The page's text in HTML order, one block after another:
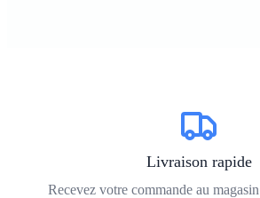
Livraison rapide
Recevez votre commande au